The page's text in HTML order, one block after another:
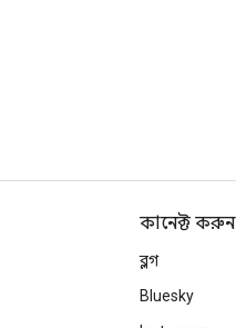
কানেক্ট করুন
ব্লগ
Bluesky